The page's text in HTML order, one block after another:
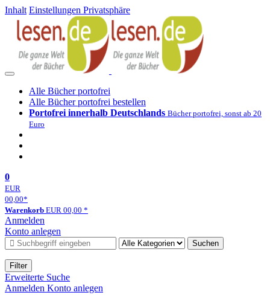
Inhalt Einstellungen Privatsphäre
Alle Bücher portofrei
Alle Bücher portofrei bestellen
Portofrei innerhalb Deutschlands Bücher portofrei, sonst ab 20
Euro
0
EUR
00,00*
Warenkorb EUR 00,00 *
Anmelden
Konto anlegen
Suchen
Filter
Erweiterte Suche
Anmelden Konto anlegen